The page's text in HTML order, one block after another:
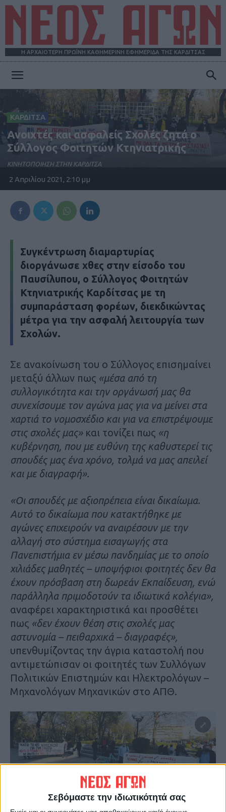
Σεβόμαστε την ιδιωτικότητά σας
Η ΑΡΧΑΙΟΤΕΡΗ ΠΡΩΪΝΗ ΚΑΘΗΜΕΡΙΝΗ ΕΦΗΜΕΡΙΔΑ ΤΗΣ ΚΑΡΔΙΤΣΑΣ
ΑΓΩΝ
ΚΑΡΔΙΤΣΑ
Ανοιχτές και ασφαλείς Σχολές ζητά ο
Σύλλογος Φοιτητών Κτηνιατρικής
ΚΙΝΗΤΟΠΟΙΗΣΗ ΣΤΗΝ ΚΑΡΔΙΤΣΑ
2 Απριλίου 2021, 2:10 μμ
Συγκέντρωση διαμαρτυρίας
διοργάνωσε χθες στην είσοδο του
Παυσίλυπου, ο Σύλλογος Φοιτητών
Κτηνιατρικής Καρδίτσας με τη
συμπαράσταση φορέων, διεκδικώντας
μέτρα για την ασφαλή λειτουργία των
Σχολών.
Σε ανακοίνωση του ο Σύλλογος επισημαίνει
μεταξύ άλλων πως «μέσα από τη
συλλογικότητα και την οργάνωσή μας θα
συνεχίσουμε τον αγώνα μας για να μείνει στα
χαρτιά το νομοσχέδιο και για να επιστρέψουμε
στις σχολές μας»και τονίζει πως «η
κυβέρνηση, που με ευθύνη της καθυστερεί τις
σπουδές μας ένα χρόνο, τολμά να μας απειλεί
και με διαγραφή».
«Οι σπουδές με αξιοπρέπεια είναι δικαίωμα.
Αυτό το δικαίωμα που κατακτήθηκε με
αγώνες επιχειρούν να αναιρέσουν με την
αλλαγή στο σύστημα εισαγωγής στα
Πανεπιστήμια εν μέσω πανδημίας με το οποίο
χιλιάδες μαθητές – υποψήφιοι φοιτητές δεν θα
έχουν πρόσβαση στη δωρεάν Εκπαίδευση, ενώ
παράλληλα πριμοδοτούν τα ιδιωτικά κολέγια»,
αναφέρει χαρακτηριστικά και προσθέτει
πως «δεν έχουν θέση στις σχολές μας
αστυνομία – πειθαρχικά – διαγραφές»,
υπενθυμίζοντας την άγρια καταστολή που
αντιμετώπισαν οι φοιτητές των Συλλόγων
Πολιτικών Επιστημών και Ηλεκτρολόγων –
Μηχανολόγων Μηχανικών στο ΑΠΘ.